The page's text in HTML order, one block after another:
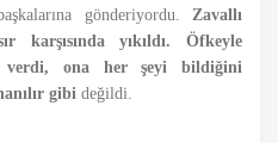
gönderiyordu. Zavallı
karşısında yıkıldı. Öfkeyle
verdi, ona her şeyi bildiğini
gibi değildi.